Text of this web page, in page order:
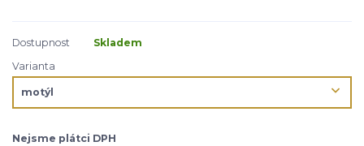
Dostupnost
Skladem
Varianta
Nejsme plátci DPH